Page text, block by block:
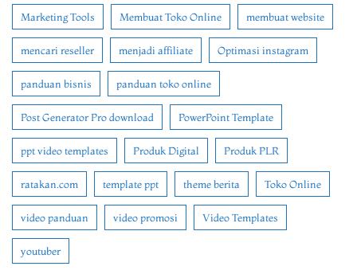
Marketing Tools Membuat Toko Online membuat website
mencari reseller menjadi affiliate Optimasi instagram
panduan bisnis panduan toko online
Post Generator Pro download PowerPoint Template
ppt video templates Produk Digital Produk PLR
ratakan.com template ppt theme berita Toko Online
video panduan video promosi Video Templates
youtuber